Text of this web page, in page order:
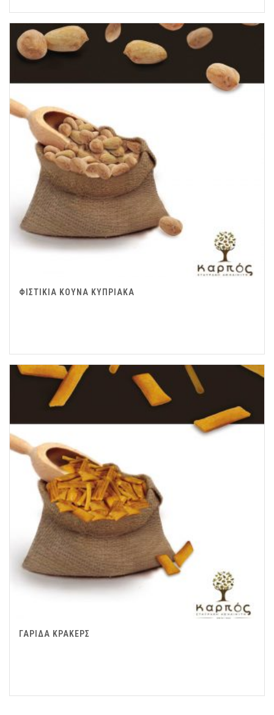
ΦΙΣΤΙΚΙΑ ΚΟΥΝΑ ΚΥΠΡΙΑΚΑ
ΓΑΡΙΔΑ ΚΡΑΚΕΡΣ